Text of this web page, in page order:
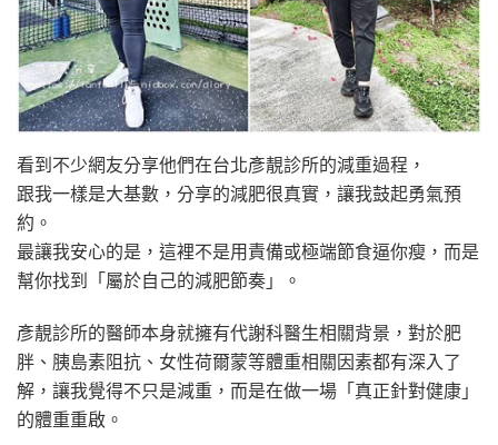
看到不少網友分享他們在台北彥靚診所的減重過程，
跟我一樣是大基數，分享的減肥很真實，讓我鼓起勇氣預
約。
最讓我安心的是，這裡不是用責備或極端節食逼你瘦，而是
幫你找到「屬於自己的減肥節奏」。
彥靚診所的醫師本身就擁有代謝科醫生相關背景，對於肥
胖、胰島素阻抗、女性荷爾蒙等體重相關因素都有深入了
解，讓我覺得不只是減重，而是在做一場「真正針對健康」
的體重重啟。